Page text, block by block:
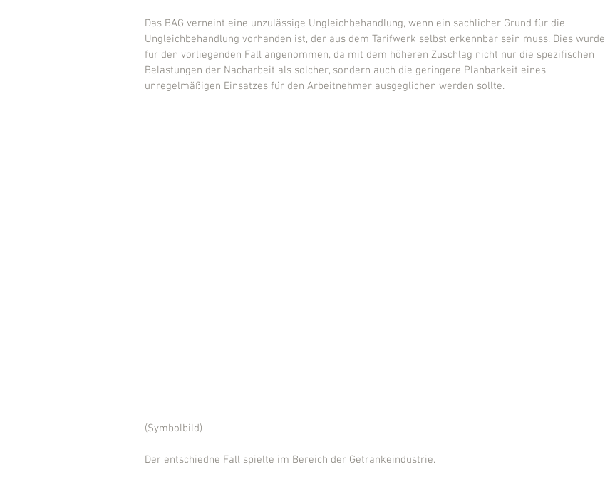
Das BAG verneint eine unzulässige Ungleichbehandlung, wenn ein sachlicher Grund für die
Ungleichbehandlung vorhanden ist, der aus dem Tarifwerk selbst erkennbar sein muss. Dies wurde
für den vorliegenden Fall angenommen, da mit dem höheren Zuschlag nicht nur die spezifischen
Belastungen der Nacharbeit als solcher, sondern auch die geringere Planbarkeit eines
unregelmäßigen Einsatzes für den Arbeitnehmer ausgeglichen werden sollte.
(Symbolbild)
Der entschiedne Fall spielte im Bereich der Getränkeindustrie.